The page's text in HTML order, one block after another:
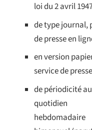
loi du 2 avril
de type journal,
de presse en
en version
service de
de périodicité
quotidien
hebdomadaire